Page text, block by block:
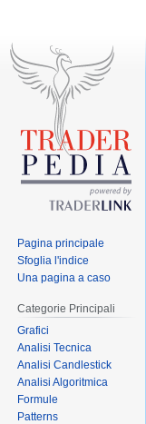
Pagina principale
Sfoglia l'indice
Una pagina a caso
Categorie Principali
Grafici
Analisi Tecnica
Analisi Candlestick
Analisi Algoritmica
Formule
Patterns